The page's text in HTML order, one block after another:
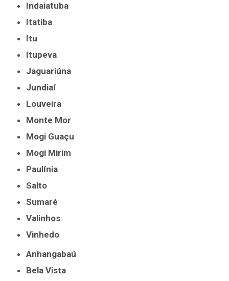
Indaiatuba
Itatiba
Itu
Itupeva
Jaguariúna
Jundiaí
Louveira
Monte Mor
Mogi Guaçu
Mogi Mirim
Paulínia
Salto
Sumaré
Valinhos
Vinhedo
Anhangabaú
Bela Vista